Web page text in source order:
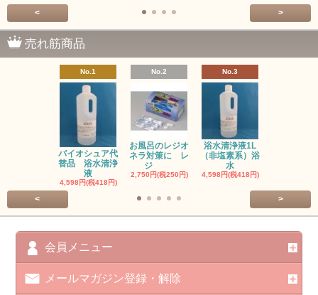
< >
売れ筋商品
No.1
バイオシュア代
替品 浴水清浄
液
4,598円(税418円)
No.2
お風呂のレジオ
ネラ対策に レ
ジ
2,750円(税250円)
No.3
浴水清浄液1L
（非塩素系）浴
水
4,598円(税418円)
< >
会員メニュー
メールマガジン登録・解除